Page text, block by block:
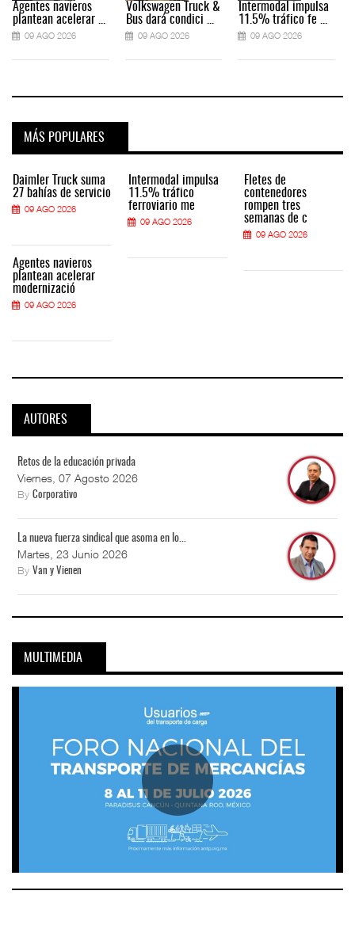
Agentes navieros
plantean acelerar ...
09 AGO 2026
Volkswagen Truck &
Bus dará condici ...
09 AGO 2026
Intermodal impulsa
11.5% tráfico fe ...
09 AGO 2026
MÁS POPULARES
Daimler Truck suma
27 bahías de servicio
09 AGO 2026
Agentes navieros
plantean acelerar
modernizació
09 AGO 2026
Intermodal impulsa
11.5% tráfico
ferroviario me
09 AGO 2026
Fletes de
contenedores
rompen tres
semanas de c
09 AGO 2026
AUTORES
Retos de la educación privada
Viernes, 07 Agosto 2026
By Corporativo
La nueva fuerza sindical que asoma en lo...
Martes, 23 Junio 2026
By Van y Vienen
MULTIMEDIA